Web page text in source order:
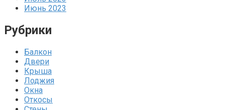
Июнь 2023
Рубрики
Балкон
Двери
Крыша
Лоджия
Окна
Откосы